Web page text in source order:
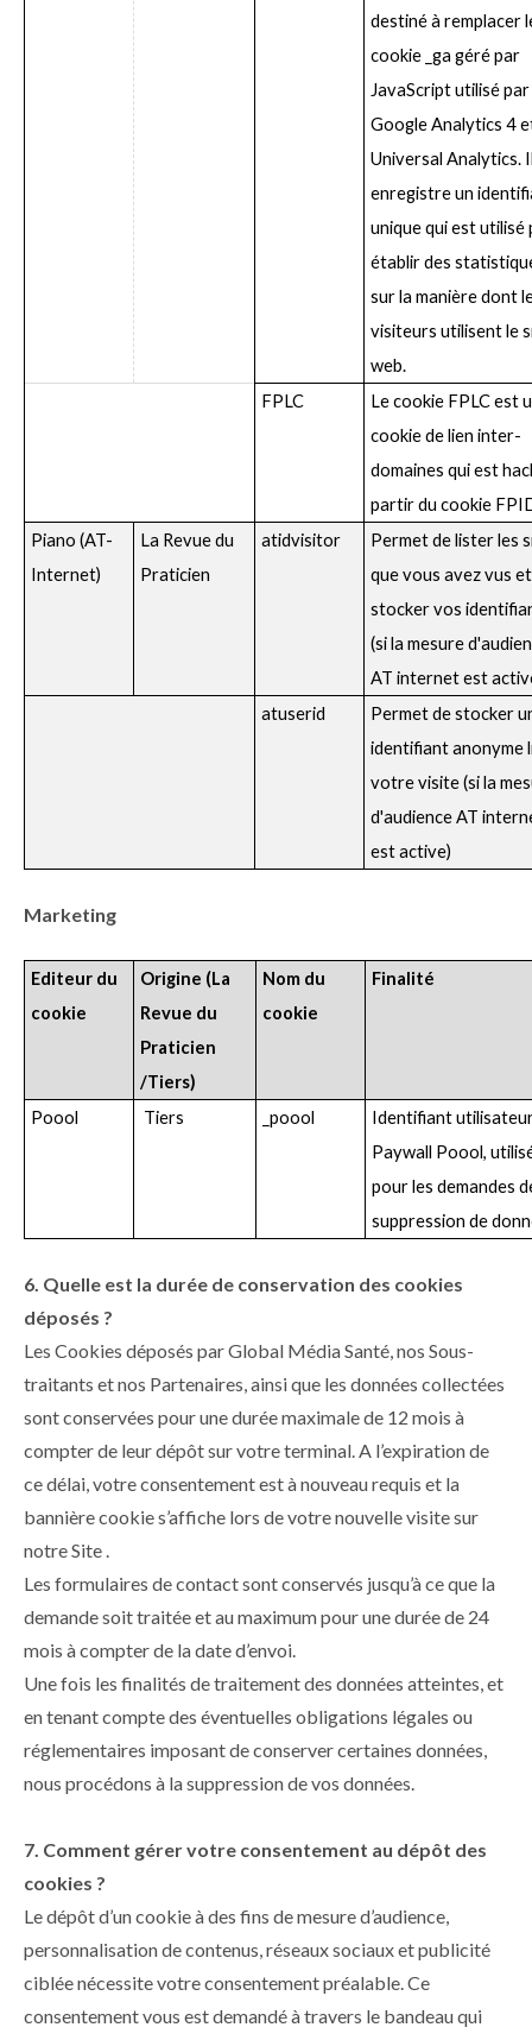
destiné à remplacer
cookie _ga géré par
JavaScript utilisé par
Google Analytics 4
Universal Analytics.
enregistre un
unique qui est utilisé
établir des
sur la manière dont
visiteurs utilisent le
web.
FPLC
Le cookie FPLC est
cookie de lien inter-
domaines qui est
partir du cookie
Piano (AT-
Internet)
La Revue du
Praticien
atidvisitor
Permet de lister les
que vous avez vus
stocker vos
(si la mesure
AT internet est
atuserid
Permet de stocker
identifiant anonyme
votre visite (si la
d'audience AT
est active)
Marketing
Editeur du
cookie
Origine (La
Revue du
Praticien
/Tiers)
Nom du
cookie
Finalité
Poool Tiers _poool
Identifiant
Paywall Poool,
pour les demandes
suppression de
6. Quelle est la durée de conservation des cookies
déposés ?
Les Cookies déposés par Global Média Santé, nos Sous-
traitants et nos Partenaires, ainsi que les données collectées
sont conservées pour une durée maximale de 12 mois à
compter de leur dépôt sur votre terminal. A l’expiration de
ce délai, votre consentement est à nouveau requis et la
bannière cookie s’affiche lors de votre nouvelle visite sur
notre Site .
Les formulaires de contact sont conservés jusqu’à ce que la
demande soit traitée et au maximum pour une durée de 24
mois à compter de la date d’envoi.
Une fois les finalités de traitement des données atteintes, et
en tenant compte des éventuelles obligations légales ou
réglementaires imposant de conserver certaines données,
nous procédons à la suppression de vos données.
7. Comment gérer votre consentement au dépôt des
cookies ?
Le dépôt d’un cookie à des fins de mesure d’audience,
personnalisation de contenus, réseaux sociaux et publicité
ciblée nécessite votre consentement préalable. Ce
consentement vous est demandé à travers le bandeau qui